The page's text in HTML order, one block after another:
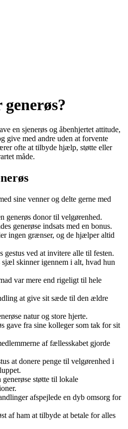
en sjenerøs og åbenhjertet attitude,
give med andre uden at forvente
ofte at tilbyde hjælp, støtte eller
måde.
sine venner og delte gerne med
generøs donor til velgørenhed.
generøse indsats med en bonus.
ingen grænser, og de hjælper altid
gestus ved at invitere alle til festen.
sjæl skinner igennem i alt, hvad hun
var mere end rigeligt til hele
at give sit sæde til den ældre
natur og store hjerte.
gave fra sine kolleger som tak for sit
af fællesskabet gjorde
at donere penge til velgørenhed i
støtte til lokale
afspejlede en dyb omsorg for
af ham at tilbyde at betale for alles